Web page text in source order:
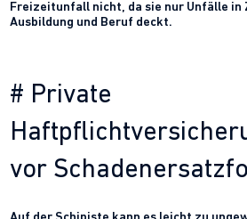
Freizeitunfall nicht, da sie nur Unfälle in
Ausbildung und Beruf deckt.
# Private
vor